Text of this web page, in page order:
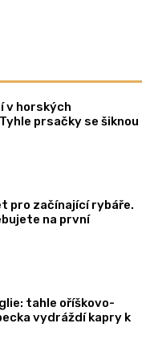
v horských
prsačky se šiknou
pro začínající rybáře.
na první
tahle oříškovo-
vydráždí kapry k